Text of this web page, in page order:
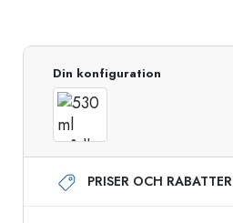
Airless dispenser
Roll on-flaskor
Din konfiguration
PRISER OCH RABATTER